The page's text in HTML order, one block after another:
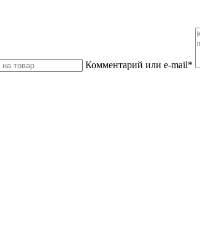
Комментарий или e-mail*